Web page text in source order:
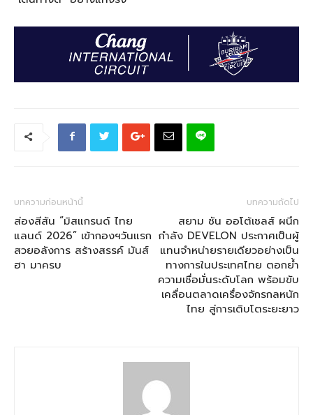
บทความก่อนหน้านี้
ส่องสีสัน “มิสแกรนด์ ไทย
แลนด์ 2026” เข้ากองฯวันแรก
สวยอลังการ สร้างสรรค์ มันส์
ฮา มาครบ
บทความถัดไป
สยาม ซัน ออโต้เซลส์ ผนึก
กำลัง DEVELON ประกาศเป็นผู้
แทนจำหน่ายรายเดียวอย่างเป็น
ทางการในประเทศไทย ตอกย้ำ
ความเชื่อมั่นระดับโลก พร้อมขับ
เคลื่อนตลาดเครื่องจักรกลหนัก
ไทย สู่การเติบโตระยะยาว